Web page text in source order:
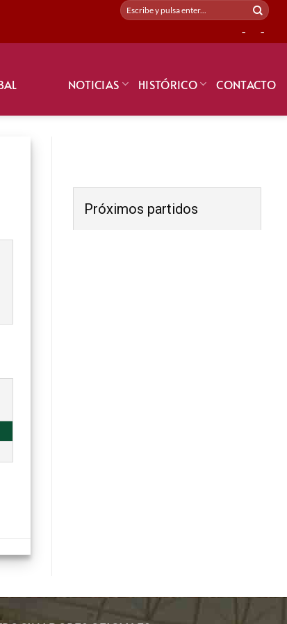
- -
NOTICIAS HISTÓRICO CONTACTO
Próximos partidos